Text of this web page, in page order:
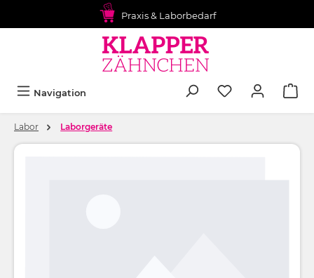
Praxis & Laborbedarf
Navigation
Labor Laborgeräte